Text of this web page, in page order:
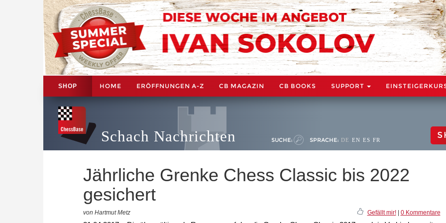
SHOP HOME ERÖFFNUNGEN A-Z CB MAGAZIN CB BOOKS SUPPORT
Schach Nachrichten SUCHE: SPRACHE: DE EN ES FR
Jährliche Grenke Chess Classic bis 2022
gesichert
von Hartmut Metz Gefällt mir!| 0 Kommentare